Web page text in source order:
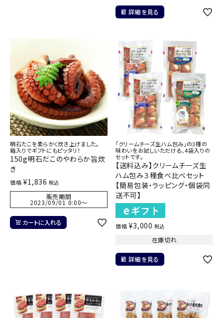
詳細を見る
明石たこを柔らかく炊き上げました。
箱入りでギフトにもピッタリ！
150g明石だこのやわらか旨炊
き
価格 ¥1,836 税込
販売期間
2023/09/01 0:00〜
カートに入れる
「クリームチーズ生ハム包み」の3種の
味わいをお試しいただける、4袋入りの
セットです。
【送料込み】クリームチーズ生
ハム包み３種食べ比べセット
【簡易包装・ラッピング・個袋同
送不可】
価格 ¥3,000 税込
在庫切れ
詳細を見る